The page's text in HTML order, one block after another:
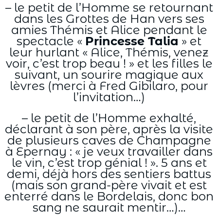
– le petit de l’Homme se retournant
dans les Grottes de Han vers ses
amies Thémis et Alice pendant le
spectacle « Princesse Talia » et
leur hurlant « Alice, Thémis, venez
voir, c’est trop beau ! » et les filles le
suivant, un sourire magique aux
lèvres (merci à Fred Gibilaro, pour
l’invitation…)
– le petit de l’Homme exhalté,
déclarant à son père, après la visite
de plusieurs caves de Champagne
à Epernay : « je veux travailler dans
le vin, c’est trop génial ! ». 5 ans et
demi, déjà hors des sentiers battus
(mais son grand-père vivait et est
enterré dans le Bordelais, donc bon
sang ne saurait mentir…)…